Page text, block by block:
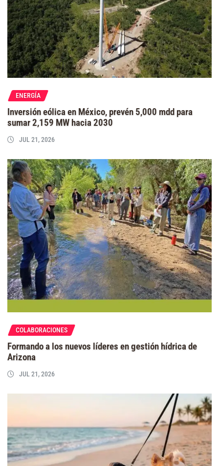
ENERGÍA
Inversión eólica en México, prevén 5,000 mdd para
sumar 2,159 MW hacia 2030
JUL 21, 2026
COLABORACIONES
Formando a los nuevos líderes en gestión hídrica de
Arizona
JUL 21, 2026